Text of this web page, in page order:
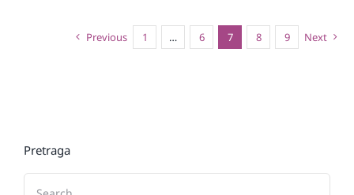
Previous 1 … 6 7 8 9 Next
Pretraga